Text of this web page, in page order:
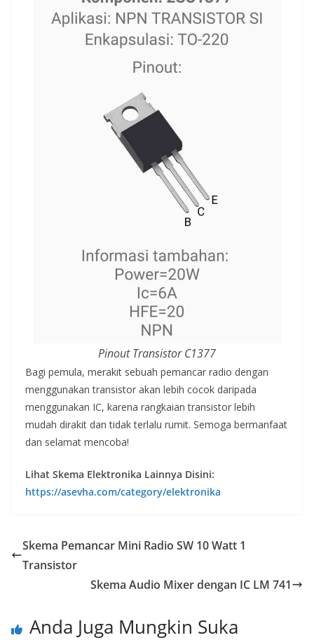
Pinout Transistor C1377
Bagi pemula, merakit sebuah pemancar radio dengan
menggunakan transistor akan lebih cocok daripada
menggunakan IC, karena rangkaian transistor lebih
mudah dirakit dan tidak terlalu rumit. Semoga bermanfaat
dan selamat mencoba!
Lihat Skema Elektronika Lainnya Disini:
https://asevha.com/category/elektronika
Skema Pemancar Mini Radio SW 10 Watt 1
Transistor
Skema Audio Mixer dengan IC LM 741
Anda Juga Mungkin Suka